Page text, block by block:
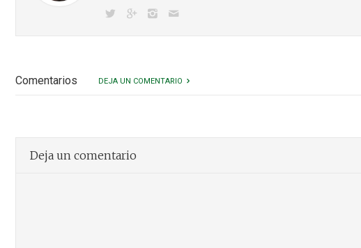
Comentarios DEJA UN COMENTARIO
Deja un comentario